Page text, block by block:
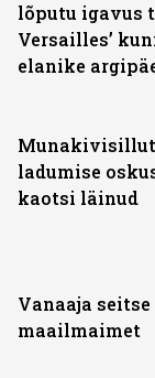
lõputu igavus
Versailles’
elanike
ladumise
kaotsi läinud
Vanaaja seitse
maailmaimet